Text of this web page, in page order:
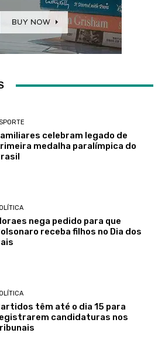
celebram legado de
medalha paralímpica do
nega pedido para que
receba filhos no Dia dos
têm até o dia 15 para
candidaturas nos